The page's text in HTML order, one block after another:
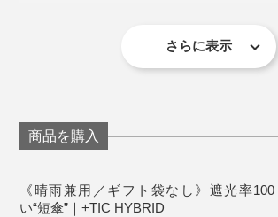
上、下すぎても上すぎてもダメという、
これは、傘の露先が中棒につくくらい
ちょこになっても折れにくく、元に
す。
素材。
てくれます。
倒。濡れた傘を折りたたむと手がベタベ
先で傘を置く場所にも困ります。
修理保証：ご購入から2年間
さらに表示
商品を購入
《晴雨兼用／ギフト袋なし》遮光率
い“短傘”｜+TIC HYBRID